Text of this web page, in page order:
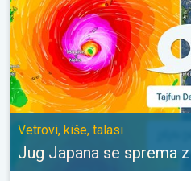
Vetrovi, kiše, talasi
Jug Japana se sprema